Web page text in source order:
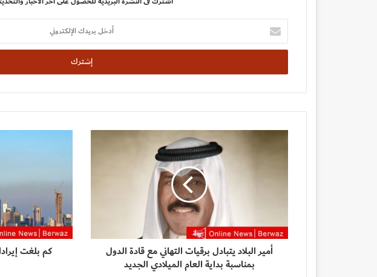
أدخل
بريدك
الإلكتروني
أمير البلاد يتبادل برقيات التهاني مع قادة الدول
بمناسبة بداية العام الميلادي الجديد
كم بلغت